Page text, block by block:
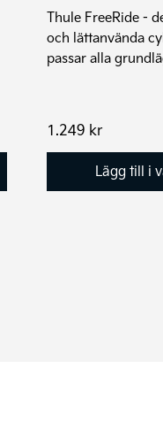
Thule FreeRide -
och lättanvända
passar alla
1.249 kr
Lägg till i